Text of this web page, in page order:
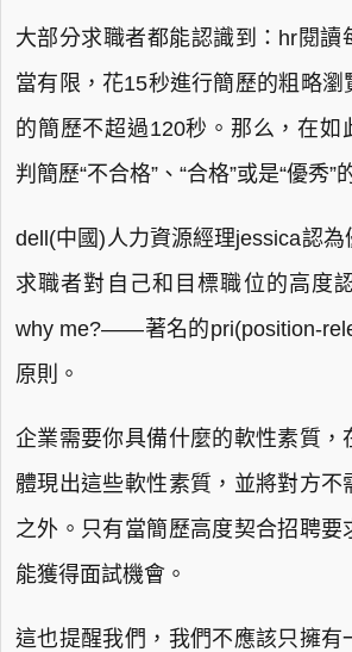
大部分求職者都能認識到：hr閱讀
當有限，花15秒進行簡歷的粗略瀏
的簡歷不超過120秒。那么，在如
判簡歷“不合格”、“合格”或是“優秀”
dell(中國)人力資源經理jessica認為
求職者對自己和目標職位的高度
why me?——著名的pri(position-
原則。
企業需要你具備什麼的軟性素質，
體現出這些軟性素質，並將對方不
之外。只有當簡歷高度契合招聘要
能獲得面試機會。
這也提醒我們，我們不應該只擁有